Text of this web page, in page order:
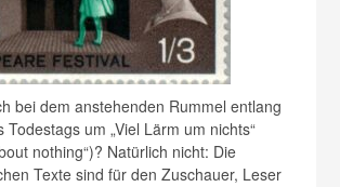
bei dem anstehenden Rummel entlang
Todestags um „Viel Lärm um nichts“
nothing“)? Natürlich nicht: Die
Texte sind für den Zuschauer, Leser